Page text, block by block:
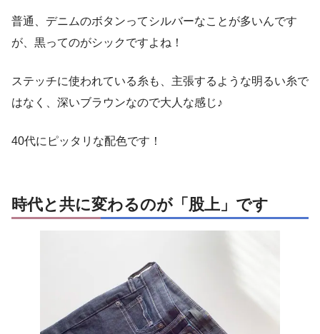
普通、デニムのボタンってシルバーなことが多いんです
が、黒ってのがシックですよね！
ステッチに使われている糸も、主張するような明るい糸で
はなく、深いブラウンなので大人な感じ♪
40代にピッタリな配色です！
時代と共に変わるのが「股上」です